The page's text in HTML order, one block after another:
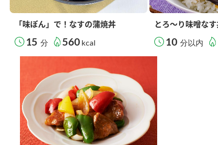
「味ぽん」で！なすの蒲焼丼
15 分 560 kcal
とろ～り味噌な
10 分以内